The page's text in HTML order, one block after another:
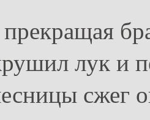
лук и
сжег